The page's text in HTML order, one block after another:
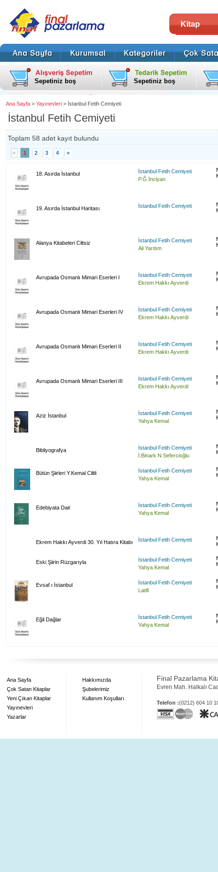
Kitap
Sepetiniz boş Sepetiniz boş
Ana Sayfa > Yayınevleri > İstanbul Fetih Cemiyeti
İstanbul Fetih Cemiyeti
Toplam 58 adet kayıt bulundu
« 1 2 3 4 »
18. Asırda İstanbul
İstanbul Fetih Cemiyeti
P.Ğ.İnciyan
19. Asırda İstanbul Haritası İstanbul Fetih Cemiyeti
Alanya Kitabeleri Ciltsiz
İstanbul Fetih Cemiyeti
Ali Yardım
Avrupada Osmanlı Mimari Eserleri I
İstanbul Fetih Cemiyeti
Ekrem Hakkı Ayverdi
Avrupada Osmanlı Mimari Eserleri IV
İstanbul Fetih Cemiyeti
Ekrem Hakkı Ayverdi
Avrupada Osmanlı Mimari Eserleri II
İstanbul Fetih Cemiyeti
Ekrem Hakkı Ayverdi
Avrupada Osmanlı Mimari Eserleri III
İstanbul Fetih Cemiyeti
Ekrem Hakkı Ayverdi
Aziz İstanbul
İstanbul Fetih Cemiyeti
Yahya Kemal
Bibliyografya
İstanbul Fetih Cemiyeti
İ.Binark N.Sefercioğlu
Bütün Şiirleri Y.Kemal Ciltli
İstanbul Fetih Cemiyeti
Yahya Kemal
Edebiyata Dair
İstanbul Fetih Cemiyeti
Yahya Kemal
Ekrem Hakkı Ayverdi 30. Yıl Hatıra Kitabı İstanbul Fetih Cemiyeti
Eski Şiirin Rüzgarıyla
İstanbul Fetih Cemiyeti
Yahya Kemal
Evsaf ı İstanbul
İstanbul Fetih Cemiyeti
Latifi
Eğil Dağlar
İstanbul Fetih Cemiyeti
Yahya Kemal
Ana Sayfa
Çok Satan Kitaplar
Yeni Çıkan Kitaplar
Yayınevleri
Yazarlar
Hakkımızda
Şubelerimiz
Kullanım Koşulları
Final Pazarlama
Evren Mah. Halkalı
Telefon :(0212) 604 10